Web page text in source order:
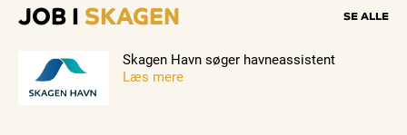
JOB I SKAGEN SE ALLE
Skagen Havn søger havneassistent
Læs mere